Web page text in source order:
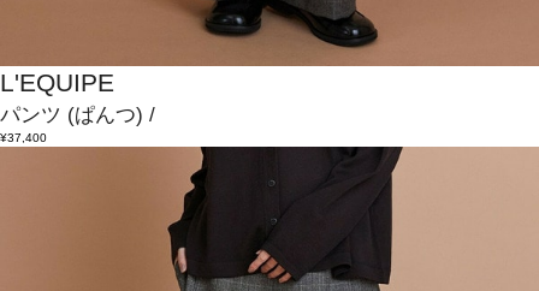
L'EQUIPE
パンツ (ぱんつ) /
¥37,400